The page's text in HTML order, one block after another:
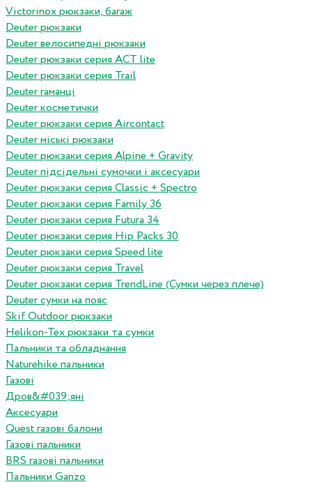
Victorinox рюкзаки, багаж
Deuter рюкзаки
Deuter велосипедні рюкзаки
Deuter рюкзаки серия ACT lite
Deuter рюкзаки серия Trail
Deuter гаманці
Deuter косметички
Deuter рюкзаки серия Aircontact
Deuter міські рюкзаки
Deuter рюкзаки серия Alpine + Gravity
Deuter підсідельні сумочки і аксесуари
Deuter рюкзаки серия Classic + Spectro
Deuter рюкзаки серия Family 36
Deuter рюкзаки серия Futura 34
Deuter рюкзаки серия Hip Packs 30
Deuter рюкзаки серия Speed lite
Deuter рюкзаки серия Travel
Deuter рюкзаки серия TrendLine (Сумки через плече)
Deuter сумки на пояс
Skif Outdoor рюкзаки
Helikon-Tex рюкзаки та сумки
Пальники та обладнання
Naturehike пальники
Газові
Дров&#039;яні
Аксесуари
Quest газові балони
Газові пальники
BRS газові пальники
Пальники Ganzo